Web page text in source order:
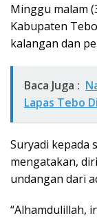
Minggu malam
Kabupaten
kalangan dan
Baca Juga :
Lapas Tebo
Suryadi kepada
mengatakan,
undangan dari
“Alhamdulillah,